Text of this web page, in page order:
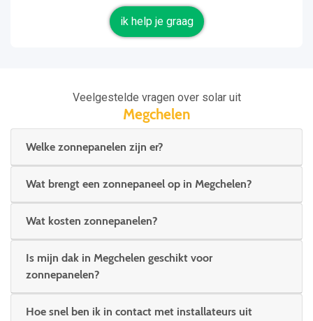
ik help je graag
Veelgestelde vragen over solar uit
Megchelen
Welke zonnepanelen zijn er?
Wat brengt een zonnepaneel op in Megchelen?
Wat kosten zonnepanelen?
Is mijn dak in Megchelen geschikt voor
zonnepanelen?
Hoe snel ben ik in contact met installateurs uit